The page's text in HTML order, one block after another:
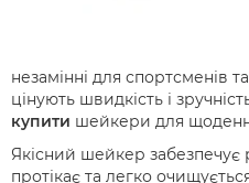
незамінні для спортсменів
цінують швидкість і
купити шейкери для
Якісний шейкер забезпечує
протікає та легко